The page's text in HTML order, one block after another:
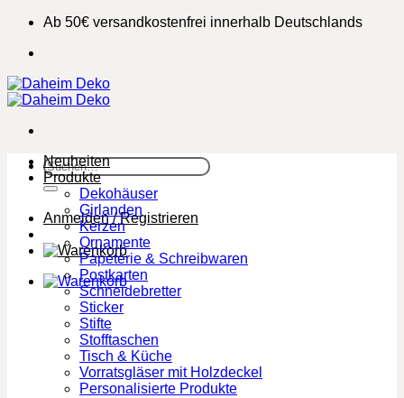
Zum
springen
Ab 50€ versandkostenfrei innerhalb Deutschlands
Suchen
nach:
Anmelden / Registrieren
Neuheiten
Produkte
Dekohäuser
Girlanden
Kerzen
Ornamente
Papeterie & Schreibwaren
Postkarten
Schneidebretter
Sticker
Stifte
Stofftaschen
Tisch & Küche
Vorratsgläser mit Holzdeckel
Personalisierte Produkte